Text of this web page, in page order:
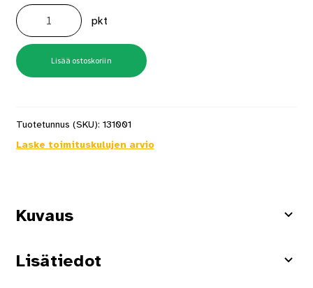
Rulla-
Sivellinsetti
Osmo
Vahaukseen
määrä
pkt
Lisää ostoskoriin
Tuotetunnus (SKU): 131001
Laske toimituskulujen arvio
Kuvaus
Lisätiedot